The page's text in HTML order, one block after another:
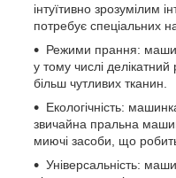
інтуїтивно зрозумілим
потребує спеціальних
Режими прання:
у тому числі
більш чутливих тканин.
Екологічність:
звичайна пральна
миючі засоби, що
Універсальність: